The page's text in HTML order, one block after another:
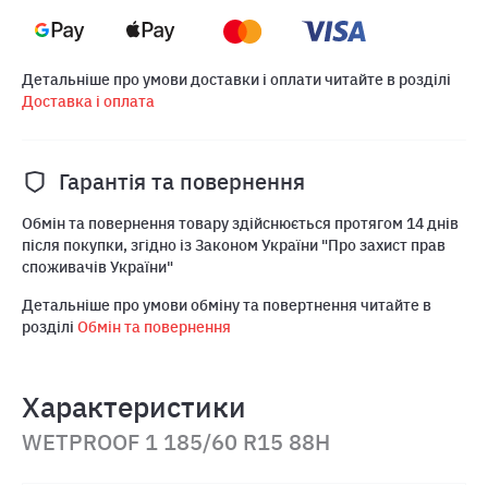
Детальніше про умови доставки і оплати читайте в розділі
Доставка і оплата
Гарантія та повернення
Обмін та повернення товару здійснюється протягом 14 днів
після покупки, згідно із Законом України "Про захист прав
споживачів України"
Детальніше про умови обміну та повертнення читайте в
розділі Обмін та повернення
Характеристики
WETPROOF 1 185/60 R15 88H